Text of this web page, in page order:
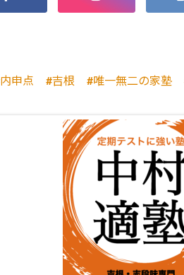
内申点 吉根 唯一無二の家塾